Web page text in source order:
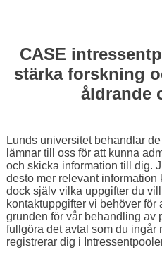
CASE
stärka forskning
åldrande
Lunds universitet behandlar
lämnar till oss för att kunna
och skicka information till dig.
desto mer relevant
dock själv vilka uppgifter du
kontaktuppgifter vi behöver
grunden för vår behandling av
fullgöra det avtal som du ingår
registrerar dig i